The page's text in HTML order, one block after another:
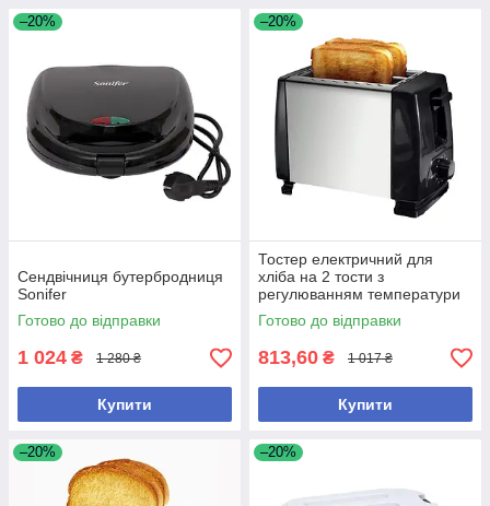
–20%
Сендвічниця бутербродниця
Sonifer
Готово до відправки
1 024 ₴ 1 280 ₴
Купити
–20%
Тостер електричний для
хліба на 2 тости з
регулюванням температури
6 режимів "Нержавіюча
сталь" 650 Вт.
Готово до відправки
813,60 ₴ 1 017 ₴
Купити
–20% –20%